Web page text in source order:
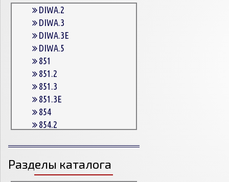
DIWA.2
DIWA.3
DIWA.3E
DIWA.5
851
851.2
851.3
851.3E
854
854.2
854.3
854.3E
854.5
Разделы каталога